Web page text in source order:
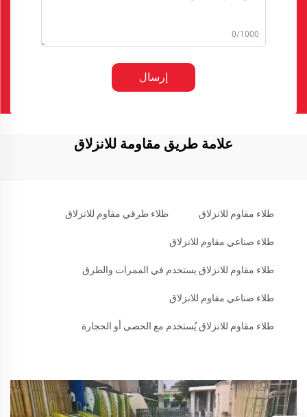
0/1000
إرسال
علامة طريق مقاومة للانزلاق
طلاء مقاوم للانزلاق طلاء طرقي مقاوم للانزلاق
طلاء صناعي مقاوم للانزلاق
طلاء مقاوم للانزلاق يستخدم في الممرات والطرق
طلاء صناعي مقاوم للانزلاق
طلاء مقاوم للانزلاق يُستخدم مع الحصى أو الحجارة